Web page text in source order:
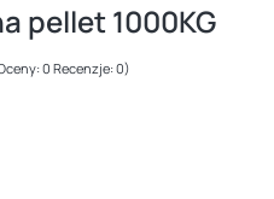
pellet 1000KG
0 Recenzje: 0)